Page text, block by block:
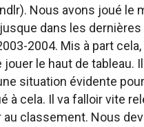
Nous avons joué le
dans les
2004. Mis à part
jouer le haut de tableau.
situation évidente
à cela. Il va falloir vite
au classement. Nous